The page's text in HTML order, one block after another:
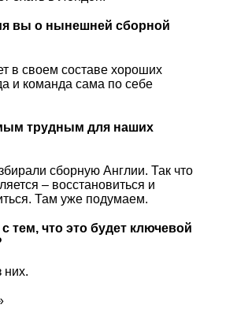
вы о нынешней сборной
в своем составе хороших
и команда сама по себе
трудным для наших
сборную Англии. Так что
– восстановиться и
Там уже подумаем.
тем, что это будет ключевой
них.